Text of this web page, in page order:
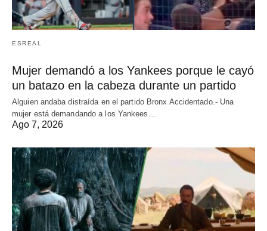
ESREAL
Mujer demandó a los Yankees porque le cayó
un batazo en la cabeza durante un partido
Alguien andaba distraída en el partido Bronx Accidentado.- Una
mujer está demandando a los Yankees…
Ago 7, 2026